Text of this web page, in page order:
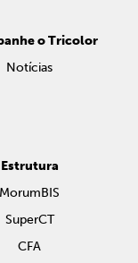
o Tricolor
Notícias
Estrutura
MorumBIS
SuperCT
CFA